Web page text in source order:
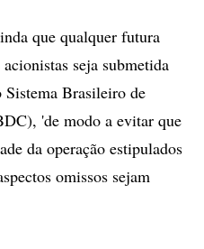
que qualquer futura
seja submetida
Sistema Brasileiro de
'de modo a evitar que
da operação estipulados
omissos sejam